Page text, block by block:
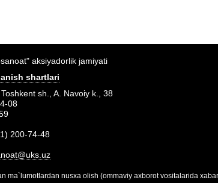
aksiyadorlik jamiyati
shartlari
sh., A. Navoiy k., 38
08
200-74-48
ma`lumotlardan nusxa olish (ommaviy axborot vositalarida